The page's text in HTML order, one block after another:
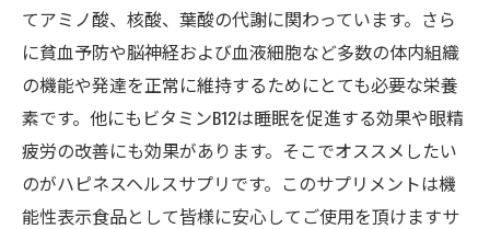
てアミノ酸、核酸、葉酸の代謝に関わっています。さら
に貧血予防や脳神経および血液細胞など多数の体内組織
の機能や発達を正常に維持するためにとても必要な栄養
素です。他にもビタミンB12は睡眠を促進する効果や眼精
疲労の改善にも効果があります。そこでオススメしたい
のがハピネスヘルスサプリです。このサプリメントは機
能性表示食品として皆様に安心してご使用を頂けますサ